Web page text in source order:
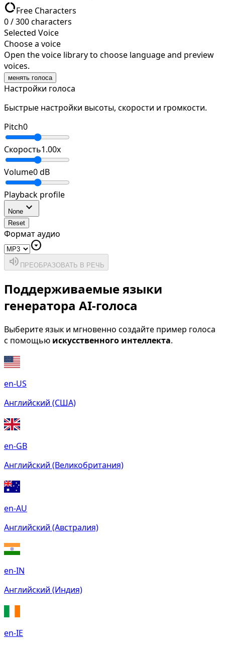
data_usageFree Characters
0/300characters
Selected Voice
Choose a voice
Open the voice library to choose language and preview
voices.
менять голоса
Настройки голоса
Быстрые настройки высоты, скорости и громкости.
Pitch0
Скорость1.00x
Volume0dB
Playback profile
None expand_more
Reset
Формат аудио
arrow_drop_down_circle
volume_up ПРЕОБРАЗОВАТЬ В РЕЧЬ
Поддерживаемые языки
генератора AI-голоса
Выберите язык и мгновенно создайте пример голоса
с помощью искусственного интеллекта.
en-US
Английский (США)
en-GB
Английский (Великобритания)
en-AU
Английский (Австралия)
en-IN
Английский (Индия)
en-IE